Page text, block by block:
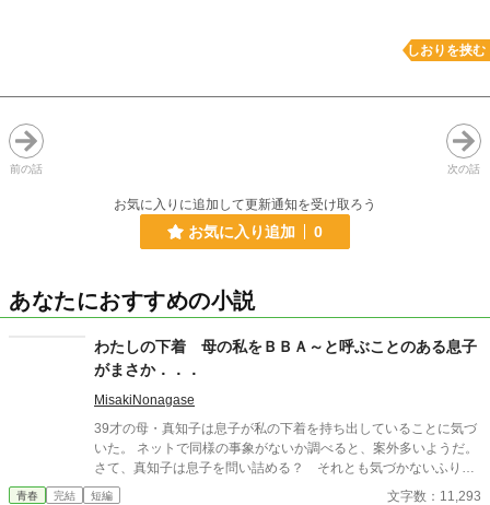
しおりを挟む
前の話 次の話
お気に入りに追加して更新通知を受け取ろう
お気に入り追加 0
あなたにおすすめの小説
わたしの下着 母の私をＢＢＡ～と呼ぶことのある息子
がまさか．．．
MisakiNonagase
39才の母・真知子は息子が私の下着を持ち出していることに気づ
いた。 ネットで同様の事象がないか調べると、案外多いようだ。
さて、真知子は息子を問い詰める？ それとも気づかないふりを
青春 完結 短編 文字数：11,293